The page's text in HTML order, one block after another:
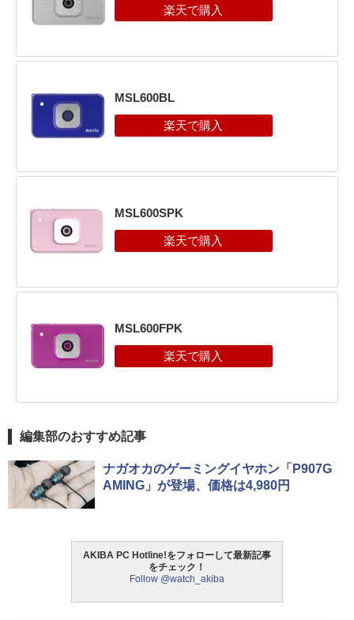
MSL600BL
MSL600SPK
MSL600FPK
編集部のおすすめ記事
ナガオカのゲーミングイヤホン「P907G
AMING」が登場、価格は4,980円
AKIBA PC Hotline!をフォローして最新記事
をチェック！
Follow @watch_akiba